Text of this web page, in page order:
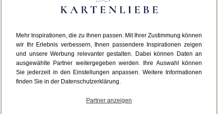
Mehr Inspirationen, die zu Ihnen passen. Mit Ihrer Zustimmung können
wir Ihr Erlebnis verbessern, Ihnen passendere Inspirationen zeigen
und unsere Werbung relevanter gestalten. Dabei können Daten an
ausgewählte Partner weitergegeben werden. Ihre Auswahl können
Sie jederzeit in den Einstellungen anpassen. Weitere Informationen
finden Sie in der Datenschutzerklärung.
Partner anzeigen
Da ist etwas schiefgelaufen.
Leider ist ein technischer Fehler aufgetreten.
Bitte laden Sie die Seite neu.